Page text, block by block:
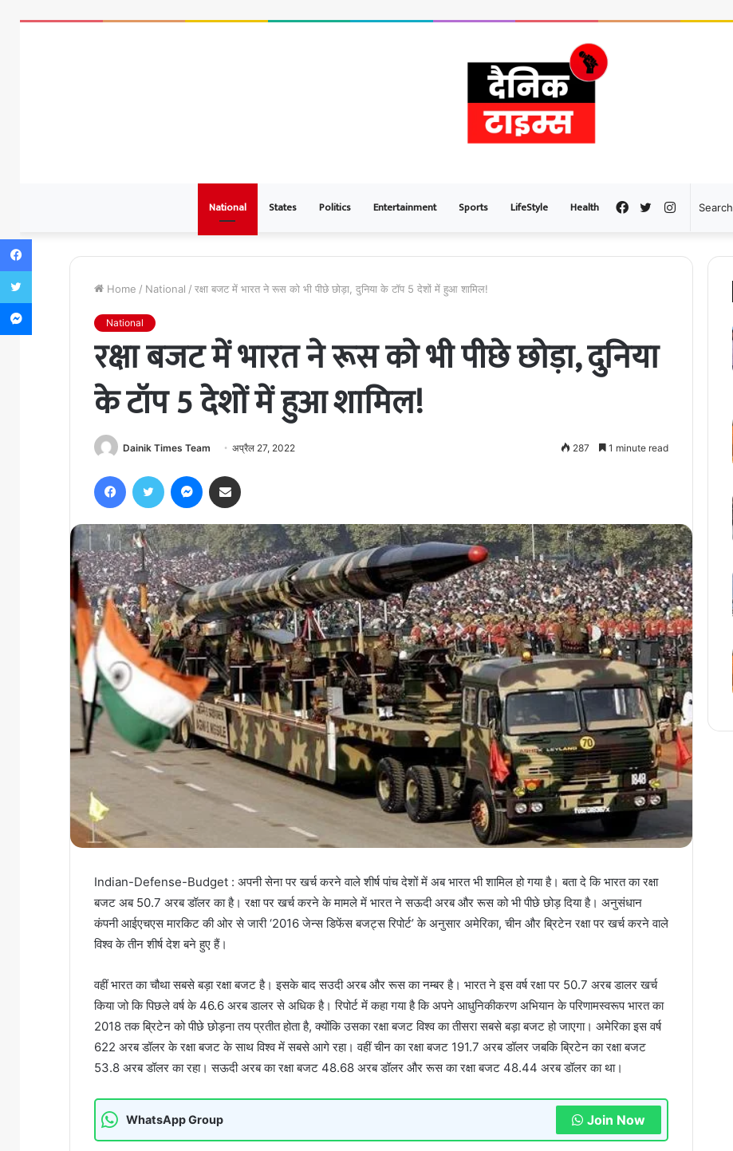
National States Politics Entertainment Sports LifeStyle Health Instagram
Twitter
Facebook
Home / National / रक्षा बजट में भारत ने रूस को भी पीछे छोड़ा, दुनिया के टॉप 5 देशों में हुआ शामिल!
National
रक्षा बजट में भारत ने रूस को भी पीछे छोड़ा, दुनिया
के टॉप 5 देशों में हुआ शामिल!
Dainik Times Team अप्रैल 27, 2022 287 1 minute read
FacebookTwitter Messenger
Indian-Defense-Budget : अपनी सेना पर खर्च करने वाले शीर्ष पांच देशों में अब भारत भी शामिल हो गया है। बता दे कि भारत का रक्षा
बजट अब 50.7 अरब डॉलर का है। रक्षा पर खर्च करने के मामले में भारत ने सऊदी अरब और रूस को भी पीछे छोड़ दिया है। अनुसंधान
कंपनी आईएचएस मारकिट की ओर से जारी ‘2016 जेन्स डिफेंस बजट्स रिपोर्ट’ के अनुसार अमेरिका, चीन और ब्रिटेन रक्षा पर खर्च करने वाले
विश्व के तीन शीर्ष देश बने हुए हैं।
वहीं भारत का चौथा सबसे बड़ा रक्षा बजट है। इसके बाद सउदी अरब और रूस का नम्बर है। भारत ने इस वर्ष रक्षा पर 50.7 अरब डालर खर्च
किया जो कि पिछले वर्ष के 46.6 अरब डालर से अधिक है। रिपोर्ट में कहा गया है कि अपने आधुनिकीकरण अभियान के परिणामस्वरूप भारत का
2018 तक ब्रिटेन को पीछे छोड़ना तय प्रतीत होता है, क्योंकि उसका रक्षा बजट विश्व का तीसरा सबसे बड़ा बजट हो जाएगा। अमेरिका इस वर्ष
622 अरब डॉलर के रक्षा बजट के साथ विश्व में सबसे आगे रहा। वहीं चीन का रक्षा बजट 191.7 अरब डॉलर जबकि ब्रिटेन का रक्षा बजट
53.8 अरब डॉलर का रहा। सऊदी अरब का रक्षा बजट 48.68 अरब डॉलर और रूस का रक्षा बजट 48.44 अरब डॉलर का था।
WhatsApp Group Join Now
Facebook
Twitter
Messenger